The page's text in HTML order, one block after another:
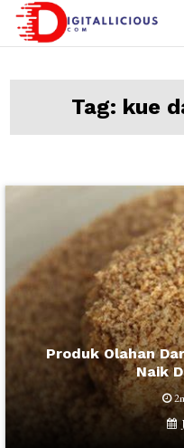
Skip
Information
Tag: kue
Produk Olahan
Naik